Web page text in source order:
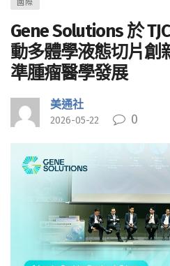
國際
Gene Solutions 於
動多體學液態切片創
準腫瘤醫學發展
美通社
2026-05-22 0